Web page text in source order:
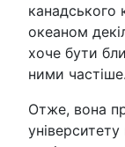
океаном
хоче бути
ними частіше.
Отже, вона